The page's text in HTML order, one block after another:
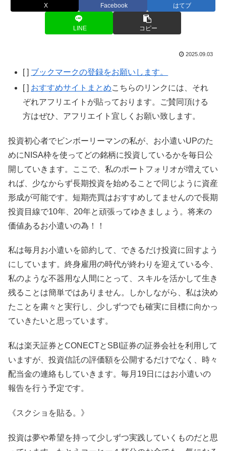
X Facebook はてブ
LINE コピー
2025.09.03
[ ] ブックマークの登録をお願いします。
[ ] おすすめサイトまとめこちらのリンクには、それ
ぞれアフリエイトが貼っております。ご賛同頂ける
方はぜひ、アフリエイト宜しくお願い致します。
投資初心者でビンボーリーマンの私が、お小遣いUPのた
めにNISA枠を使ってどの銘柄に投資しているかを毎日公
開していきます。ここで、私のポートフォリオが増えてい
れば、少なからず長期投資を始めることで同じように資産
形成が可能です。短期売買はおすすめしてませんので長期
投資目線で10年、20年と頑張ってゆきましょう。将来の
価値あるお小遣いの為！！
私は毎月お小遣いを節約して、できるだけ投資に回すよう
にしています。終身雇用の時代が終わりを迎えている今、
私のような不器用な人間にとって、スキルを活かして生き
残ることは簡単ではありません。しかしながら、私は決め
たことを粛々と実行し、少しずつでも確実に目標に向かっ
ていきたいと思っています。
私は楽天証券とCONECTとSBI証券の証券会社を利用して
いますが、投資信託の評価額を公開するだけでなく、時々
配当金の連絡もしていきます。毎月19日にはお小遣いの
報告を行う予定です。
《スクショを貼る。》
投資は夢や希望を持って少しずつ実践していくものだと思